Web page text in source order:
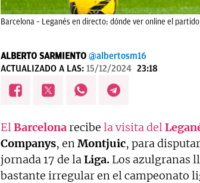
Barcelona – Leganés en directo: dónde ver online el
ALBERTO SARMIENTO @albertosm16
ACTUALIZADO A LAS: 15/12/2024 23:18
El Barcelona recibe la visita del
Companys, en Montjuic, para
jornada 17 de la Liga. Los azulgranas
bastante irregular en el campeonato